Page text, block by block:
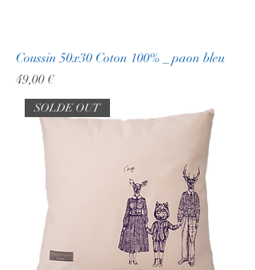
Coussin 50x30 Coton 100% _ paon bleu
Prix
49,00 €
SOLDE OUT